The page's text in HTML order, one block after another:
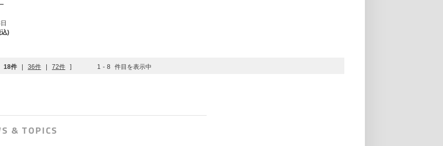
)
18件 | 36件 | 72件 ] 1 - 8 件目を表示中
& TOPICS